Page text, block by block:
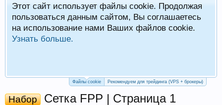
Этот сайт использует файлы cookie. Продолжая
пользоваться данным сайтом, Вы соглашаетесь
на использование нами Ваших файлов cookie.
Узнать больше.
Файлы cookie Рекомендуем для трейдинга (VPS + брокеры)
Набор Сетка FPP | Страница 1